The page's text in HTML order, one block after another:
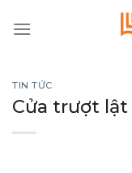
TIN TỨC
Cửa trượt